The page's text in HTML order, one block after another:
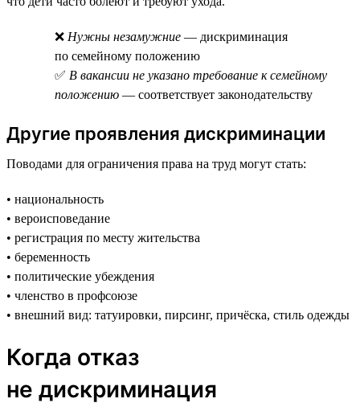
❌ Нужны незамужние — дискриминация
по семейному положению
✅ В вакансии не указано требование к семейному
положению — соответствует законодательству
Другие проявления дискриминации
Поводами для ограничения права на труд могут стать:
• национальность
• вероисповедание
• регистрация по месту жительства
• беременность
• политические убеждения
• членство в профсоюзе
• внешний вид: татуировки, пирсинг, причёска, стиль одежды
Когда отказ
не дискриминация